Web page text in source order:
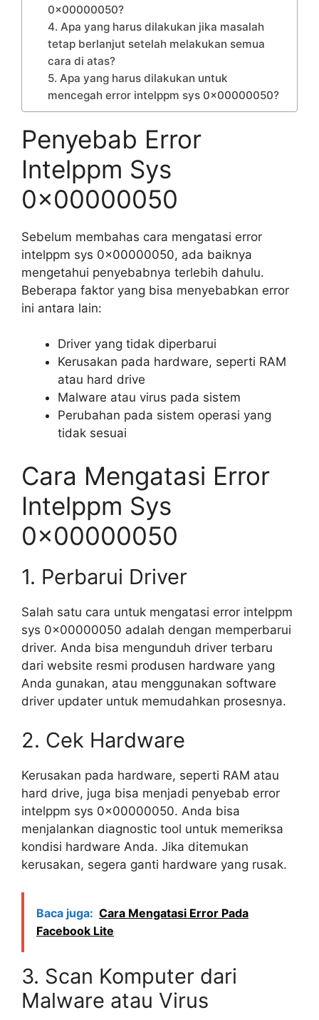
0x00000050?
4. Apa yang harus dilakukan jika masalah
tetap berlanjut setelah melakukan semua
cara di atas?
5. Apa yang harus dilakukan untuk
mencegah error intelppm sys 0x00000050?
Penyebab Error
Intelppm Sys
0x00000050
Sebelum membahas cara mengatasi error
intelppm sys 0x00000050, ada baiknya
mengetahui penyebabnya terlebih dahulu.
Beberapa faktor yang bisa menyebabkan error
ini antara lain:
Driver yang tidak diperbarui
Kerusakan pada hardware, seperti RAM
atau hard drive
Malware atau virus pada sistem
Perubahan pada sistem operasi yang
tidak sesuai
Cara Mengatasi Error
Intelppm Sys
0x00000050
1. Perbarui Driver
Salah satu cara untuk mengatasi error intelppm
sys 0x00000050 adalah dengan memperbarui
driver. Anda bisa mengunduh driver terbaru
dari website resmi produsen hardware yang
Anda gunakan, atau menggunakan software
driver updater untuk memudahkan prosesnya.
2. Cek Hardware
Kerusakan pada hardware, seperti RAM atau
hard drive, juga bisa menjadi penyebab error
intelppm sys 0x00000050. Anda bisa
menjalankan diagnostic tool untuk memeriksa
kondisi hardware Anda. Jika ditemukan
kerusakan, segera ganti hardware yang rusak.
Baca juga: Cara Mengatasi Error Pada
Facebook Lite
3. Scan Komputer dari
Malware atau Virus